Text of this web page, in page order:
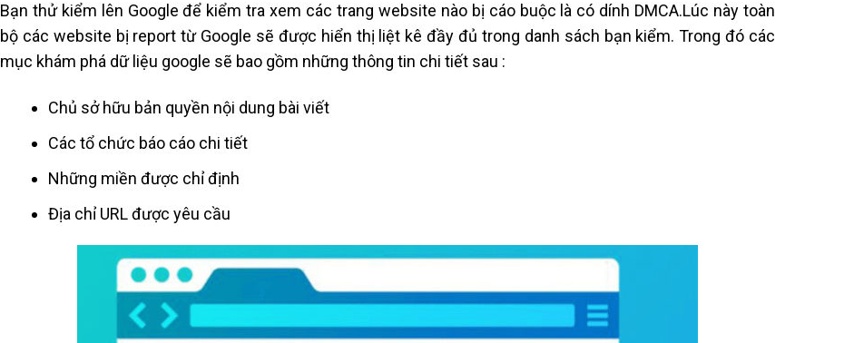
Bạn thử kiểm lên Google để kiểm tra xem các trang website nào bị cáo buộc là có dính DMCA.Lúc này toàn
bộ các website bị report từ Google sẽ được hiển thị liệt kê đầy đủ trong danh sách bạn kiểm. Trong đó các
mục khám phá dữ liệu google sẽ bao gồm những thông tin chi tiết sau :
Chủ sở hữu bản quyền nội dung bài viết
Các tổ chức báo cáo chi tiết
Những miền được chỉ định
Địa chỉ URL được yêu cầu